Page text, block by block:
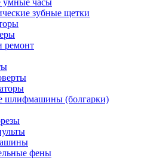
зубные щетки
ремонт
шлифмашины (болгарки)
фены